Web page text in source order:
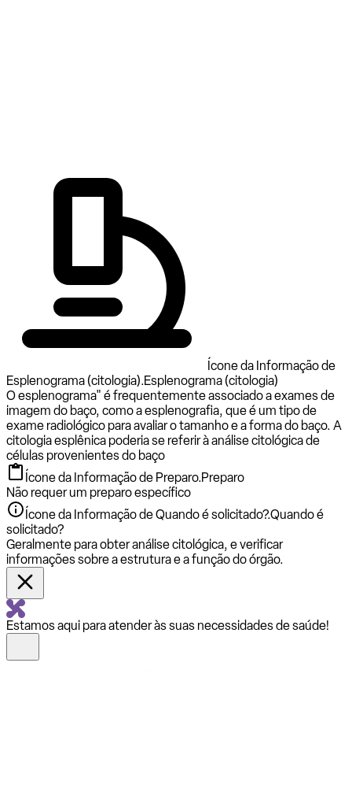
Ícone da Informação de
Esplenograma (citologia).Esplenograma (citologia)
O esplenograma" é frequentemente associado a exames de
imagem do baço, como a esplenografia, que é um tipo de
exame radiológico para avaliar o tamanho e a forma do baço. A
citologia esplênica poderia se referir à análise citológica de
células provenientes do baço
Ícone da Informação de Preparo.Preparo
Não requer um preparo específico
Ícone da Informação de Quando é solicitado?.Quando é
solicitado?
Geralmente para obter análise citológica, e verificar
informações sobre a estrutura e a função do órgão.
Estamos aqui para atender às suas necessidades de saúde!